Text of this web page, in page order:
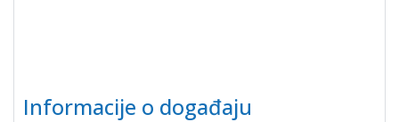
Informacije o događaju